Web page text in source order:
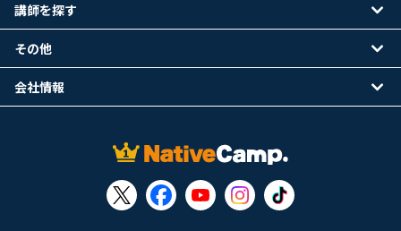
講師を探す
その他
会社情報